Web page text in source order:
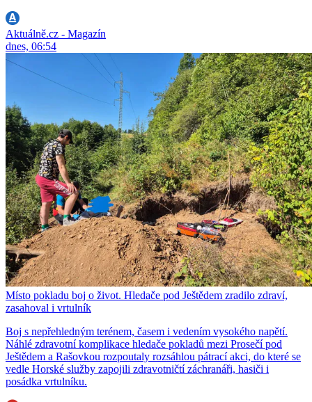
Aktuálně.cz - Magazín
dnes, 06:54
Místo pokladu boj o život. Hledače pod Ještědem zradilo zdraví,
zasahoval i vrtulník
Boj s nepřehledným terénem, časem i vedením vysokého napětí.
Náhlé zdravotní komplikace hledače pokladů mezi Prosečí pod
Ještědem a Rašovkou rozpoutaly rozsáhlou pátrací akci, do které se
vedle Horské služby zapojili zdravotničtí záchranáři, hasiči i
posádka vrtulníku.